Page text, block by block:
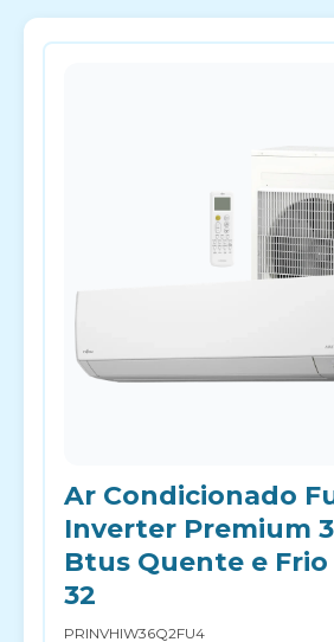
Ar Condicionado
Inverter Premium
Btus Quente e Frio
32
PRINVHIW36Q2FU4